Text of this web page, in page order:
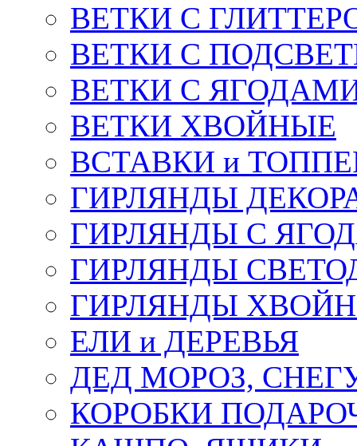
ВЕТКИ С
ВЕТКИ С
ВЕТКИ С
ВЕТКИ ХВОЙНЫЕ
ВСТАВКИ и
ГИРЛЯНДЫ
ГИРЛЯНДЫ С
ГИРЛЯНДЫ
ГИРЛЯНДЫ
ЕЛИ и ДЕРЕВЬЯ
ДЕД МОРОЗ,
КОРОБКИ